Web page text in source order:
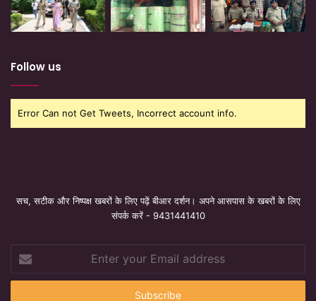
Follow us
Error Can not Get Tweets, Incorrect account info.
सच, सटीक और निष्पक्ष खबरों के लिए पढ़ें बीआर दर्शन। अपने आसपास के खबरों के लिए
संपर्क करें - 9431441410
your
Email